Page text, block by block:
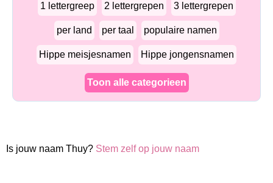
1 lettergreep 2 lettergrepen 3 lettergrepen
per land per taal populaire namen
Hippe meisjesnamen Hippe jongensnamen
Toon alle categorieen
Is jouw naam Thuy? Stem zelf op jouw naam